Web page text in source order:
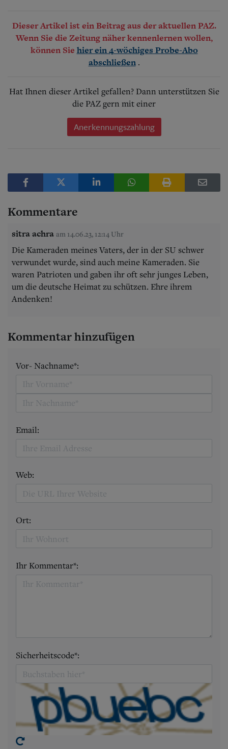
Dieser Artikel ist ein Beitrag aus der aktuellen PAZ.
Wenn Sie die Zeitung näher kennenlernen wollen,
können Sie hier ein 4-wöchiges Probe-Abo
abschließen .
Hat Ihnen dieser Artikel gefallen? Dann unterstützen Sie
die PAZ gern mit einer
Anerkennungszahlung
Kommentare
sitra achra am 14.06.23, 12:14 Uhr
Die Kameraden meines Vaters, der in der SU schwer
verwundet wurde, sind auch meine Kameraden. Sie
waren Patrioten und gaben ihr oft sehr junges Leben,
um die deutsche Heimat zu schützen. Ehre ihrem
Andenken!
Kommentar hinzufügen
Vor- Nachname*:
Email:
Web:
Ort:
Ihr Kommentar*:
Sicherheitscode*: